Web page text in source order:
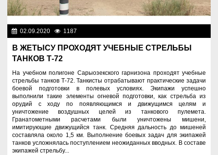
02.09.2020 1187
В ЖЕТЫСУ ПРОХОДЯТ УЧЕБНЫЕ СТРЕЛЬБЫ
ТАНКОВ Т-72
На учебном полигоне Сарыозекского гарнизона проходят учебные
стрельбы танков Т-72. Танкисты отрабатывают практические задачи
боевой подготовки в полевых условиях. Экипажи успешно
выполнили такие элементы огневой подготовки, как стрельба из
орудий с ходу по появляющимся и движущимся целям и
уничтожение воздушных целей из танкового пулемета.
Гранатометными расчетами были уничтожены мишени,
имитирующие движущийся танк. Средняя дальность до мишеней
составляла около 1,5 км. Выполнение боевых задач для экипажей
танков усложнялась поступлением неожиданных вводных. В составе
экипажей стрельбу...